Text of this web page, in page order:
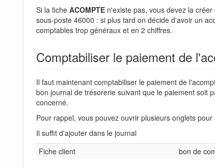
Si la fiche ACOMPTE n'existe pas, vous devez la
sous-poste 46000 : si plus tard on décide d'avoir un
comptables trop généraux et en 2 chiffres.
Comptabiliser le paiement de
Il faut maintenant comptabiliser le paiement de
bon journal de trésorerie suivant que le paiement soit
concerné.
Pour rappel, vous pouvez ouvrir plusieurs onglets
Il suffit d'ajouter dans le journal
Fiche client
bon de